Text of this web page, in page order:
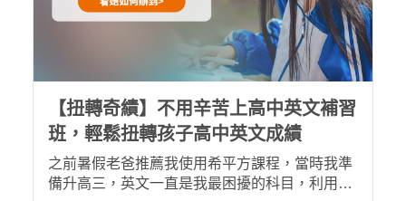
【扭轉奇績】不用辛苦上高中英文補習
班，輕鬆扭轉孩子高中英文成績
之前暑假老爸推薦我使用希平方課程，當時我準
備升高三，英文一直是我最困擾的科目，利用暑